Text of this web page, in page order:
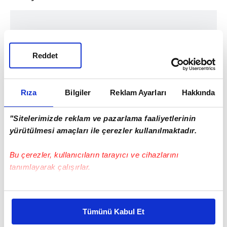
Rıza Bilgiler Reklam Ayarları Hakkında
"Sitelerimizde reklam ve pazarlama faaliyetlerinin
yürütülmesi amaçları ile çerezler kullanılmaktadır.
Bu çerezler, kullanıcıların tarayıcı ve cihazlarını
tanımlayarak çalışırlar.
Bu çerezlere izin vermeniz halinde sizlere özel
daha iyi reklam deneyimi yaşatabiliriz. Bunu yaparken
Tümünü Kabul Et
Reddet